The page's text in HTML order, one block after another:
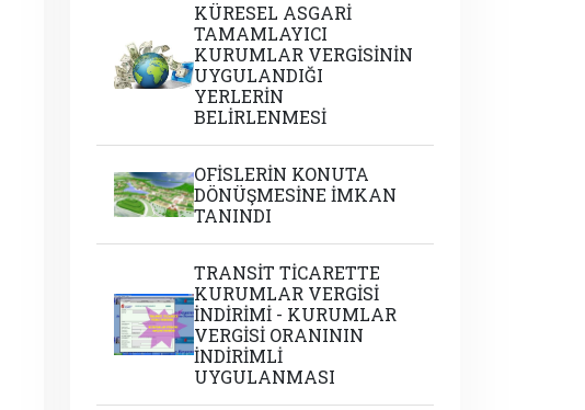
KÜRESEL ASGARİ
TAMAMLAYICI
KURUMLAR VERGİSİNİN
UYGULANDIĞI
YERLERİN
BELİRLENMESİ
OFİSLERİN KONUTA
DÖNÜŞMESİNE İMKAN
TANINDI
TRANSİT TİCARETTE
KURUMLAR VERGİSİ
İNDİRİMİ - KURUMLAR
VERGİSİ ORANININ
İNDİRİMLİ
UYGULANMASI